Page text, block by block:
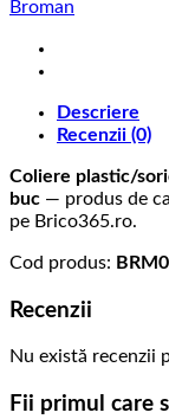
3.6x100
mm,
100
buc
Broman
Descriere
Recenzii (0)
Coliere plastic/
buc — produs de
pe Brico365.ro.
Cod produs:
Recenzii
Nu există recenzii
Fii primul care